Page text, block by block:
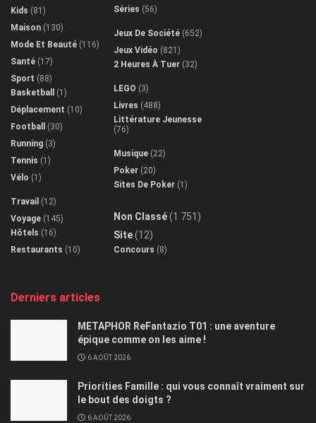
Kids (81)
Maison (130)
Mode Et Beauté (116)
Santé (17)
Sport (88)
Basketball
(1)
Déplacement (10)
Football
(30)
Running (3)
Tennis (1)
Vélo (1)
Travail (12)
Voyage (145)
Hôtels (16)
Restaurants (10)
Séries (56)
Jeux De Société (652)
Jeux Vidéo (821)
2 Heures À Tuer (32)
LEGO (3)
Livres (488)
Littérature Jeunesse
(76)
Musique (22)
Poker (20)
Sites De Poker (1)
Non Classé(1 751)
Site(12)
Concours (8)
Derniers articles
METAPHOR ReFantazio T01 : une aventure
épique comme on les aime !
6 AOÛT 2026
Priorities Famille : qui vous connaît vraiment sur
le bout des doigts ?
6 AOÛT 2026